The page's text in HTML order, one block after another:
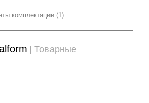
комплектации (1)
| Товарные